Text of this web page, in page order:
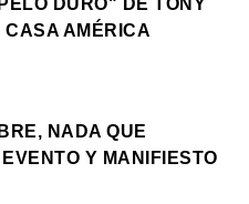
CASA AMÉRICA
NADA QUE
Y MANIFIESTO